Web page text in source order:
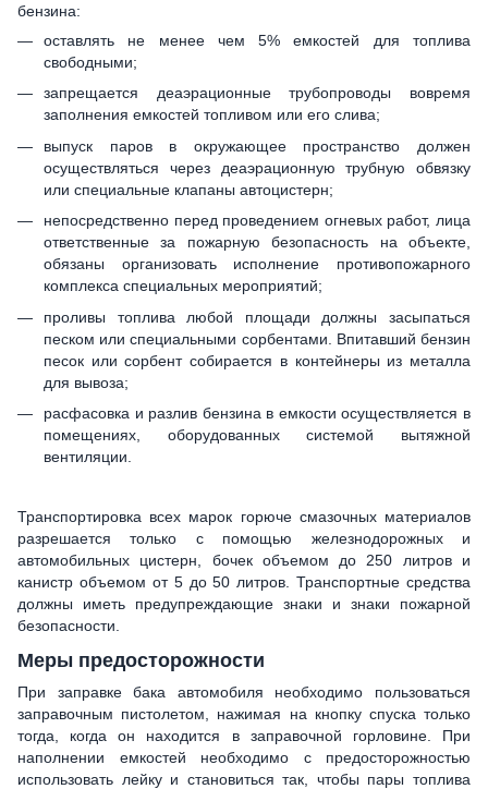
бензина:
оставлять не менее чем 5% емкостей для топлива
свободными;
запрещается деаэрационные трубопроводы вовремя
заполнения емкостей топливом или его слива;
выпуск паров в окружающее пространство должен
осуществляться через деаэрационную трубную обвязку
или специальные клапаны автоцистерн;
непосредственно перед проведением огневых работ, лица
ответственные за пожарную безопасность на объекте,
обязаны организовать исполнение противопожарного
комплекса специальных мероприятий;
проливы топлива любой площади должны засыпаться
песком или специальными сорбентами. Впитавший бензин
песок или сорбент собирается в контейнеры из металла
для вывоза;
расфасовка и разлив бензина в емкости осуществляется в
помещениях, оборудованных системой вытяжной
вентиляции.
Транспортировка всех марок горюче смазочных материалов
разрешается только с помощью железнодорожных и
автомобильных цистерн, бочек объемом до 250 литров и
канистр объемом от 5 до 50 литров. Транспортные средства
должны иметь предупреждающие знаки и знаки пожарной
безопасности.
Меры предосторожности
При заправке бака автомобиля необходимо пользоваться
заправочным пистолетом, нажимая на кнопку спуска только
тогда, когда он находится в заправочной горловине. При
наполнении емкостей необходимо с предосторожностью
использовать лейку и становиться так, чтобы пары топлива